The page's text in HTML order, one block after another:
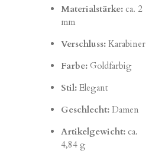
Materialstärke:ca. 2
mm
Verschluss:Karabiner
Farbe:Goldfarbig
Stil:Elegant
Geschlecht:Damen
Artikelgewicht:ca.
4,84 g